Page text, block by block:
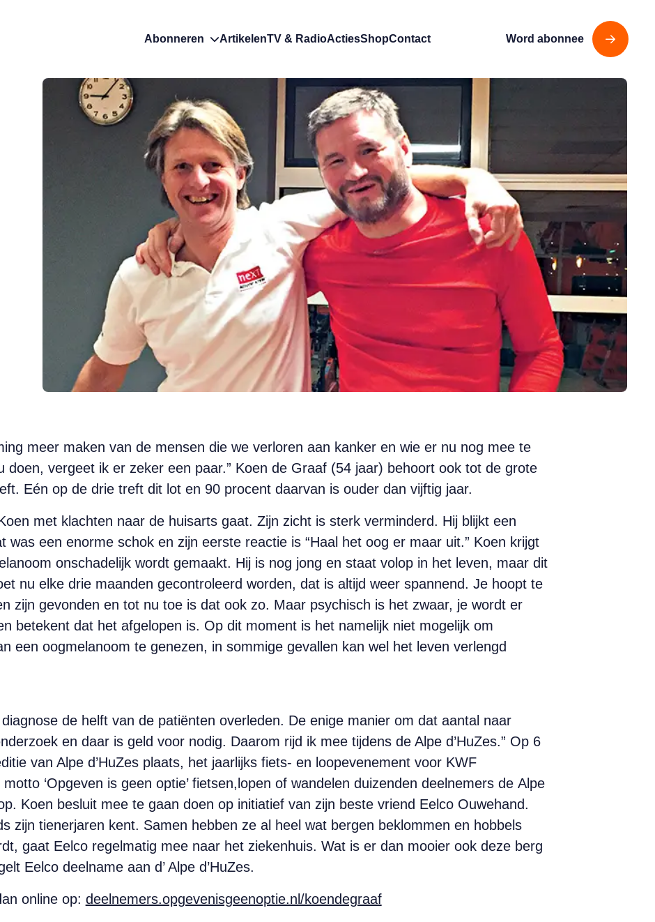
Abonneren ArtikelenTV & RadioActiesShopContact Word abonnee
meer maken van de mensen die we verloren aan kanker en wie er nu nog mee te
doen, vergeet ik er zeker een paar.” Koen de Graaf (54 jaar) behoort ook tot de grote
Eén op de drie treft dit lot en 90 procent daarvan is ouder dan vijftig jaar.
met klachten naar de huisarts gaat. Zijn zicht is sterk verminderd. Hij blijkt een
was een enorme schok en zijn eerste reactie is “Haal het oog er maar uit.” Koen krijgt
onschadelijk wordt gemaakt. Hij is nog jong en staat volop in het leven, maar dit
nu elke drie maanden gecontroleerd worden, dat is altijd weer spannend. Je hoopt te
zijn gevonden en tot nu toe is dat ook zo. Maar psychisch is het zwaar, je wordt er
betekent dat het afgelopen is. Op dit moment is het namelijk niet mogelijk om
een oogmelanoom te genezen, in sommige gevallen kan wel het leven verlengd
de helft van de patiënten overleden. De enige manier om dat aantal naar
en daar is geld voor nodig. Daarom rijd ik mee tijdens de Alpe d’HuZes.” Op 6
van Alpe d’HuZes plaats, het jaarlijks fiets- en loopevenement voor KWF
‘Opgeven is geen optie’ fietsen,lopen of wandelen duizenden deelnemers de Alpe
Koen besluit mee te gaan doen op initiatief van zijn beste vriend Eelco Ouwehand.
zijn tienerjaren kent. Samen hebben ze al heel wat bergen beklommen en hobbels
gaat Eelco regelmatig mee naar het ziekenhuis. Wat is er dan mooier ook deze berg
Eelco deelname aan d’ Alpe d’HuZes.
online op: deelnemers.opgevenisgeenoptie.nl/koendegraaf